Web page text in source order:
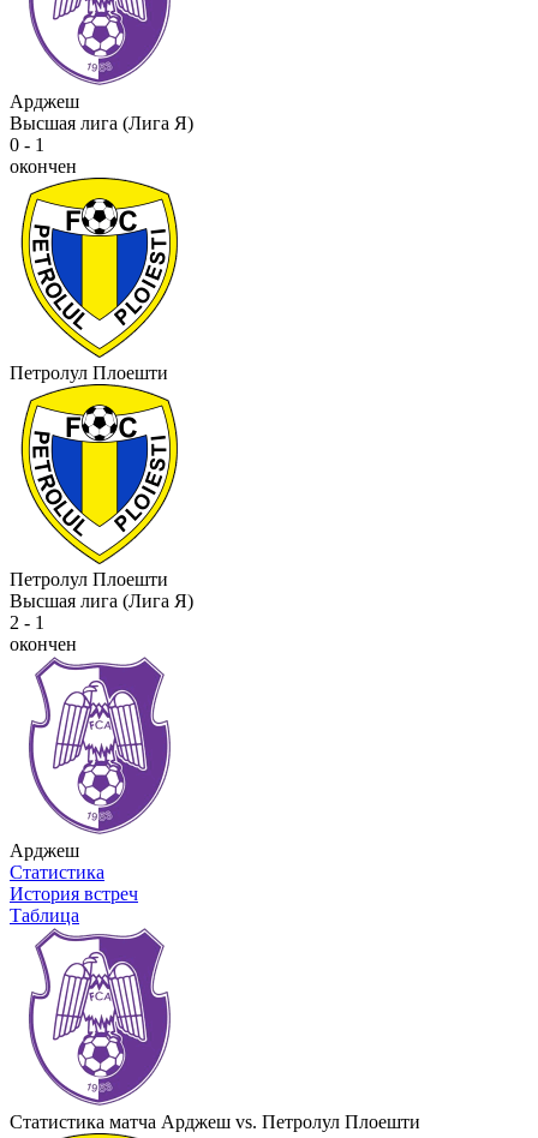
Арджеш
Высшая лига (Лига Я)
0 - 1
окончен
Петролул Плоешти
Петролул Плоешти
Высшая лига (Лига Я)
2 - 1
окончен
Арджеш
Статистика
История встреч
Таблица
Статистика матча Арджеш vs. Петролул Плоешти